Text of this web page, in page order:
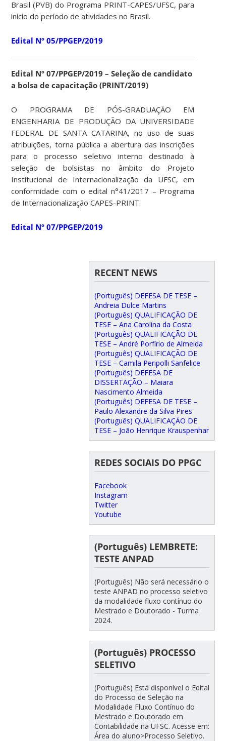
Brasil (PVB) do Programa PRINT-CAPES/UFSC, para
início do período de atividades no Brasil.
Edital Nº 05/PPGEP/2019
Edital Nº 07/PPGEP/2019 – Seleção de candidato
a bolsa de capacitação (PRINT/2019)
O PROGRAMA DE PÓS-GRADUAÇÃO EM
ENGENHARIA DE PRODUÇÃO DA UNIVERSIDADE
FEDERAL DE SANTA CATARINA, no uso de suas
atribuições, torna pública a abertura das inscrições
para o processo seletivo interno destinado à
seleção de bolsistas no âmbito do Projeto
Institucional de Internacionalização da UFSC, em
conformidade com o edital n°41/2017 – Programa
de Internacionalização CAPES-PRINT.
Edital Nº 07/PPGEP/2019
RECENT NEWS
(Português) DEFESA DE TESE –
Andreia Dulce Martins
(Português) QUALIFICAÇÃO DE
TESE – Ana Carolina da Costa
(Português) QUALIFICAÇÃO DE
TESE – André Porfírio de Almeida
(Português) QUALIFICAÇÃO DE
TESE – Camila Peripolli Sanfelice
(Português) DEFESA DE
DISSERTAÇÃO – Maiara
Nascimento Almeida
(Português) DEFESA DE TESE –
Paulo Alexandre da Silva Pires
(Português) QUALIFICAÇÃO DE
TESE – João Henrique Krauspenhar
REDES SOCIAIS DO PPGC
Facebook
Instagram
Twitter
Youtube
(Português) LEMBRETE:
TESTE ANPAD
(Português) Não será necessário o
teste ANPAD no processo seletivo
da modalidade fluxo contínuo do
Mestrado e Doutorado - Turma
2024.
(Português) PROCESSO
SELETIVO
(Português) Está disponível o Edital
do Processo de Seleção na
Modalidade Fluxo Contínuo do
Mestrado e Doutorado em
Contabilidade na UFSC. Acesse em:
Área do aluno>Processo Seletivo.